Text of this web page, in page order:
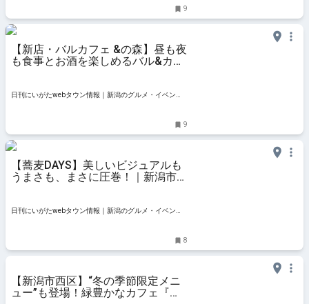
9
【新店・バルカフェ &の森】昼も夜
も食事とお酒を楽しめるバル&カフ
日刊にいがたwebタウン情報｜新潟のグルメ・イベン
9
【蕎麦DAYS】美しいビジュアルも
うまさも、まさに圧巻！｜新潟市西
日刊にいがたwebタウン情報｜新潟のグルメ・イベン
8
【新潟市西区】“冬の季節限定メニ
ュー”も登場！緑豊かなカフェ『小